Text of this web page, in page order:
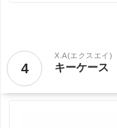
4
X.A(エクスエイ)
キーケース